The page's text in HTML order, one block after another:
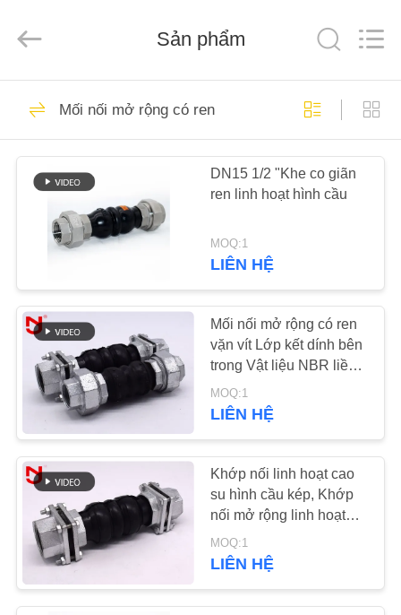
NHÀ
CÁC
SẢN
PHẨM
DẪN
VR
CHÚNG
TÔI
THAM
QUAN
NHÀ
MÁY
Shanghai
Songjiang
Reserved.
Khớp mở rộng cao
su hình cầu đơn
175
Mối nối mở rộng có
ren
49
Phần mở rộng cao
su EPDM
33
Sản phẩm
Mối nối mở rộng có ren
DN15 1/2 "Khe co giãn
ren linh hoạt hình cầu
MOQ:1
LIÊN HỆ
Mối nối mở rộng có ren
vặn vít Lớp kết dính bên
trong Vật liệu NBR liền
mạch
MOQ:1
LIÊN HỆ
Khớp nối linh hoạt cao
su hình cầu kép, Khớp
nối mở rộng linh hoạt
phía dưới Kết nối nữ
MOQ:1
LIÊN HỆ